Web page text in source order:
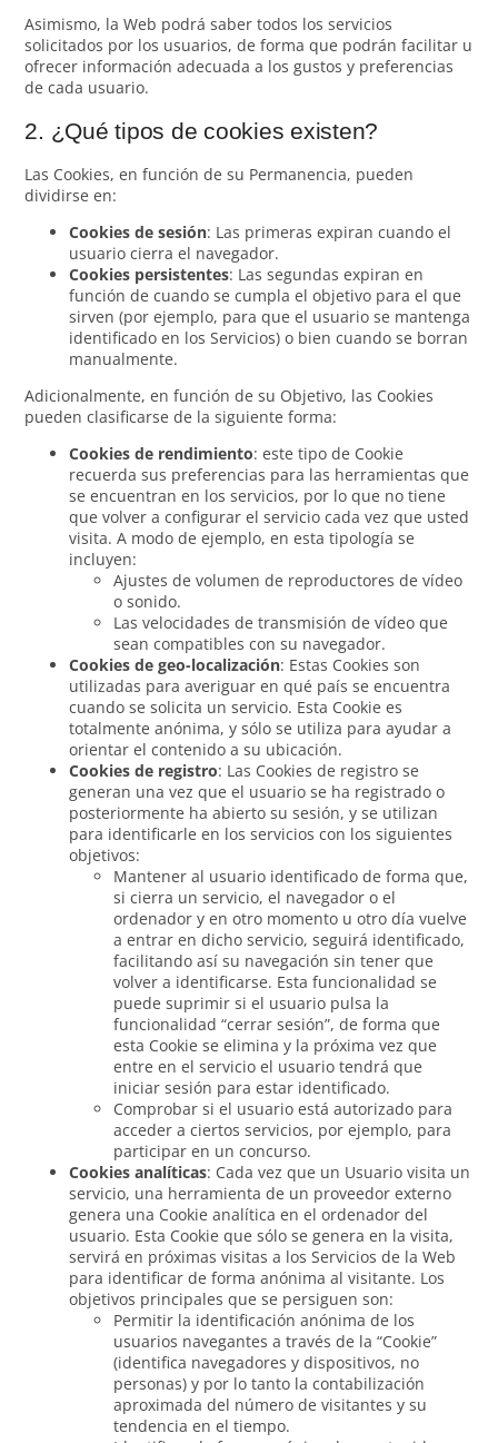
Asimismo, la Web podrá saber todos los servicios
solicitados por los usuarios, de forma que podrán facilitar u
ofrecer información adecuada a los gustos y preferencias
de cada usuario.
2. ¿Qué tipos de cookies existen?
Las Cookies, en función de su Permanencia, pueden
dividirse en:
Cookies de sesión: Las primeras expiran cuando el
usuario cierra el navegador.
Cookies persistentes: Las segundas expiran en
función de cuando se cumpla el objetivo para el que
sirven (por ejemplo, para que el usuario se mantenga
identificado en los Servicios) o bien cuando se borran
manualmente.
Adicionalmente, en función de su Objetivo, las Cookies
pueden clasificarse de la siguiente forma:
Cookies de rendimiento: este tipo de Cookie
recuerda sus preferencias para las herramientas que
se encuentran en los servicios, por lo que no tiene
que volver a configurar el servicio cada vez que usted
visita. A modo de ejemplo, en esta tipología se
incluyen:
Ajustes de volumen de reproductores de vídeo
o sonido.
Las velocidades de transmisión de vídeo que
sean compatibles con su navegador.
Cookies de geo-localización: Estas Cookies son
utilizadas para averiguar en qué país se encuentra
cuando se solicita un servicio. Esta Cookie es
totalmente anónima, y sólo se utiliza para ayudar a
orientar el contenido a su ubicación.
Cookies de registro: Las Cookies de registro se
generan una vez que el usuario se ha registrado o
posteriormente ha abierto su sesión, y se utilizan
para identificarle en los servicios con los siguientes
objetivos:
Mantener al usuario identificado de forma que,
si cierra un servicio, el navegador o el
ordenador y en otro momento u otro día vuelve
a entrar en dicho servicio, seguirá identificado,
facilitando así su navegación sin tener que
volver a identificarse. Esta funcionalidad se
puede suprimir si el usuario pulsa la
funcionalidad “cerrar sesión”, de forma que
esta Cookie se elimina y la próxima vez que
entre en el servicio el usuario tendrá que
iniciar sesión para estar identificado.
Comprobar si el usuario está autorizado para
acceder a ciertos servicios, por ejemplo, para
participar en un concurso.
Cookies analíticas: Cada vez que un Usuario visita un
servicio, una herramienta de un proveedor externo
genera una Cookie analítica en el ordenador del
usuario. Esta Cookie que sólo se genera en la visita,
servirá en próximas visitas a los Servicios de la Web
para identificar de forma anónima al visitante. Los
objetivos principales que se persiguen son:
Permitir la identificación anónima de los
usuarios navegantes a través de la “Cookie”
(identifica navegadores y dispositivos, no
personas) y por lo tanto la contabilización
aproximada del número de visitantes y su
tendencia en el tiempo.